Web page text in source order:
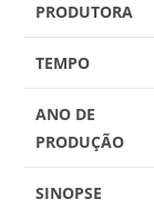
PRODUTORA
TEMPO
ANO DE
PRODUÇÃO
SINOPSE